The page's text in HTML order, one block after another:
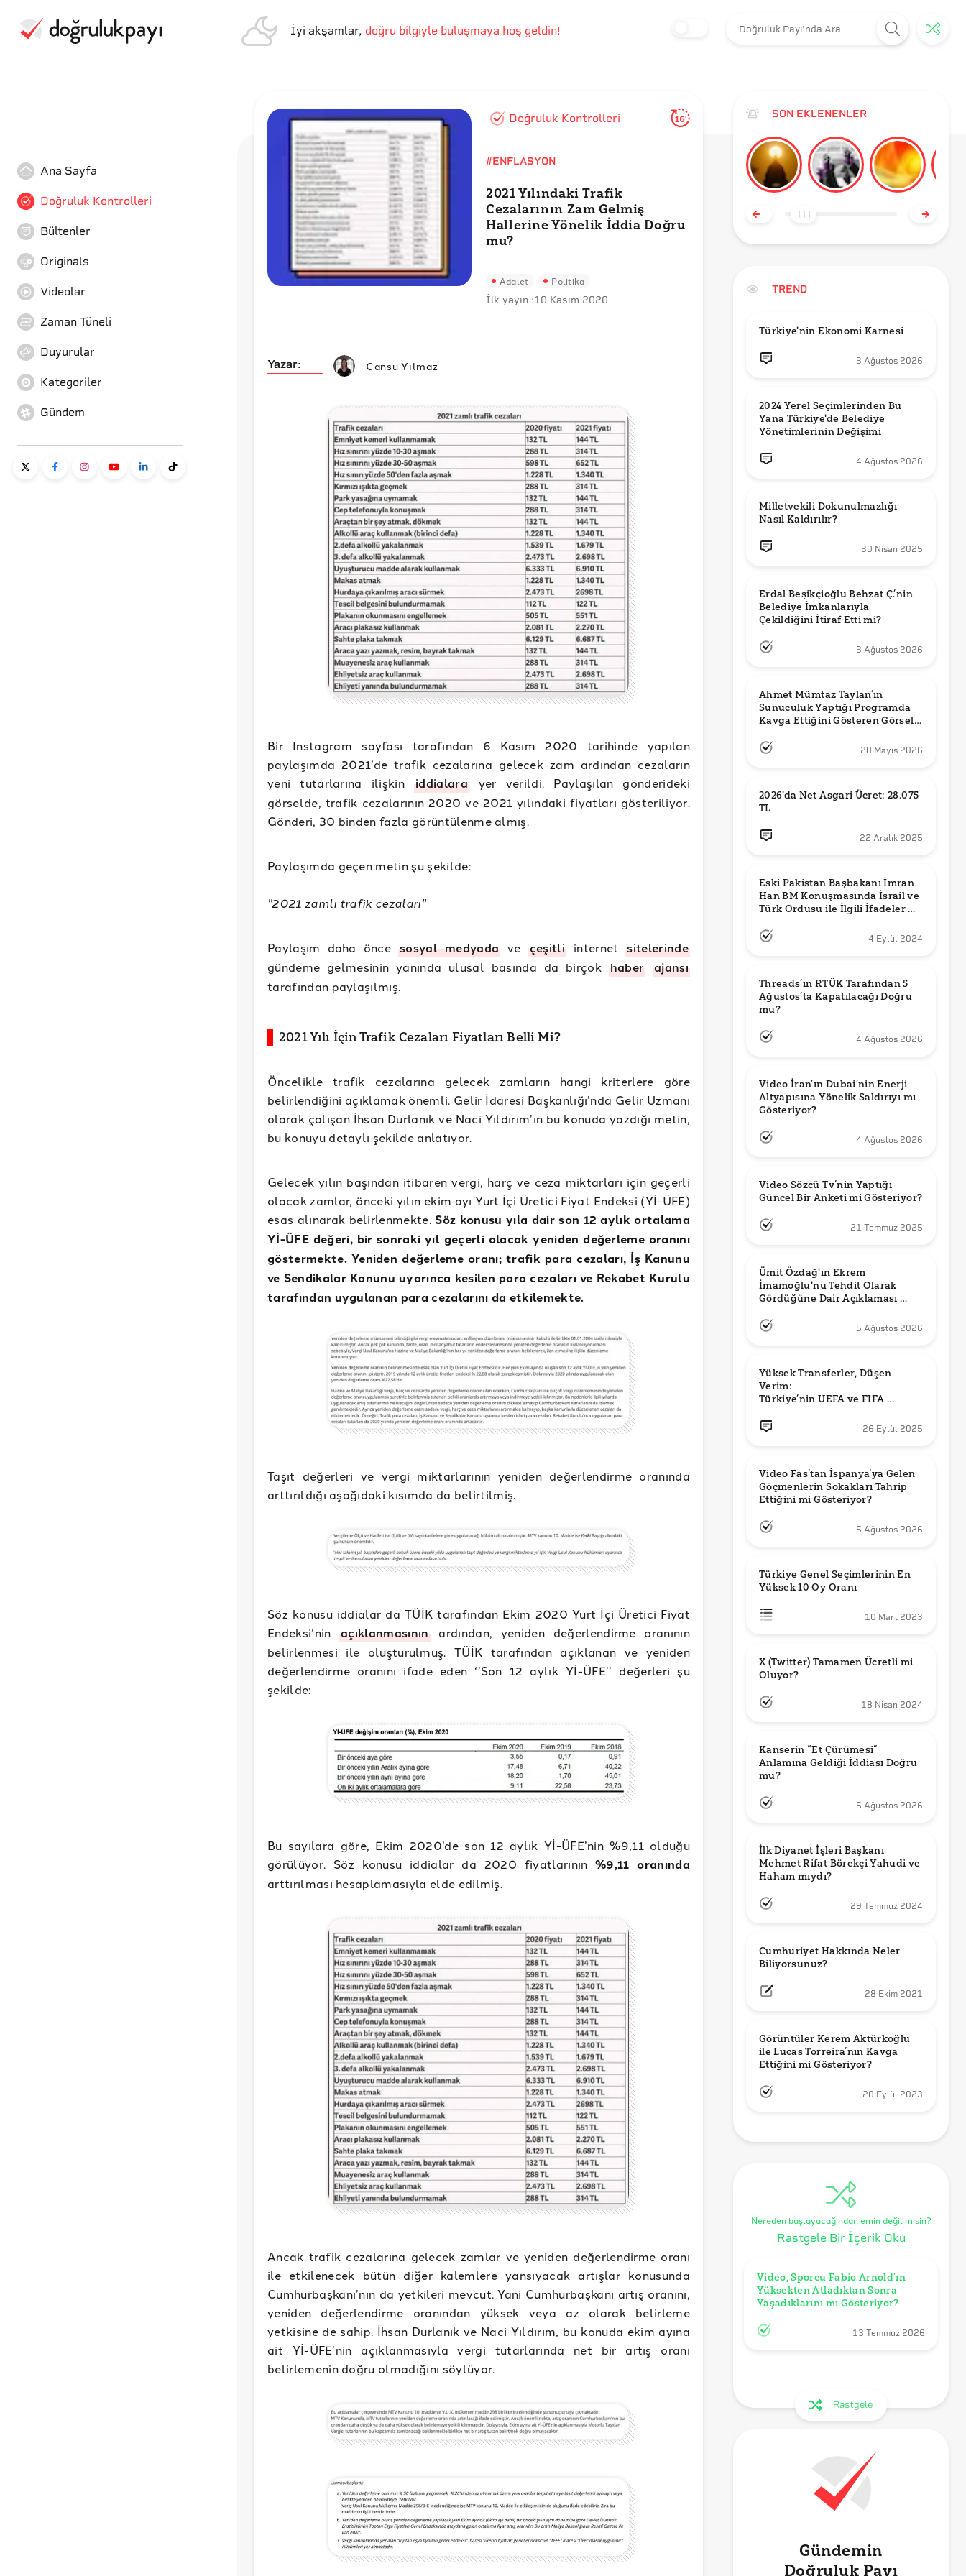
İyi akşamlar, doğru bilgiyle buluşmaya hoş geldin!
Ana Sayfa
Doğruluk Kontrolleri
Bültenler
Originals
Videolar
Zaman Tüneli
Duyurular
Kategoriler
Gündem
Doğruluk Kontrolleri 16'
#ENFLASYON
2021 Yılındaki Trafik
Cezalarının Zam Gelmiş
Hallerine Yönelik İddia Doğru
mu?
Adalet Politika
İlk yayın :10 Kasım 2020
Yazar: Cansu Yılmaz
Bir Instagram sayfası tarafından 6 Kasım 2020 tarihinde yapılan
paylaşımda 2021’de trafik cezalarına gelecek zam ardından cezaların
yeni tutarlarına ilişkin iddialarayer verildi. Paylaşılan gönderideki
görselde, trafik cezalarının 2020 ve 2021 yılındaki fiyatları gösteriliyor.
Gönderi, 30 binden fazla görüntülenme almış.
Paylaşımda geçen metin şu şekilde:
"2021 zamlı trafik cezaları"
Paylaşım daha öncesosyal medyada ve çeşitliinternetsitelerinde
gündeme gelmesinin yanında ulusal basında da birçok haber ajansı
tarafından paylaşılmış.
2021 Yılı İçin Trafik Cezaları Fiyatları Belli Mi?
Öncelikle trafik cezalarına gelecek zamların hangi kriterlere göre
belirlendiğini açıklamak önemli. Gelir İdaresi Başkanlığı’nda Gelir Uzmanı
olarak çalışan İhsan Durlanık ve Naci Yıldırım’ın bu konuda yazdığı metin,
bu konuyu detaylı şekilde anlatıyor.
Gelecek yılın başından itibaren vergi, harç ve ceza miktarları için geçerli
olacak zamlar, önceki yılın ekim ayı Yurt İçi Üretici Fiyat Endeksi (Yİ-ÜFE)
esas alınarak belirlenmekte. Söz konusu yıla dair son 12 aylık ortalama
Yİ-ÜFE değeri, bir sonraki yıl geçerli olacak yeniden değerleme oranını
göstermekte. Yeniden değerleme oranı; trafik para cezaları, İş Kanunu
ve Sendikalar Kanunu uyarınca kesilen para cezaları ve Rekabet Kurulu
tarafından uygulanan para cezalarını da etkilemekte.
Taşıt değerleri ve vergi miktarlarının yeniden değerlendirme oranında
arttırıldığı aşağıdaki kısımda da belirtilmiş.
Söz konusu iddialar da TÜİK tarafından Ekim 2020 Yurt İçi Üretici Fiyat
Endeksi’ninaçıklanmasınınardından, yeniden değerlendirme oranının
belirlenmesi ile oluşturulmuş. TÜİK tarafından açıklanan ve yeniden
değerlendirme oranını ifade eden ‘’Son 12 aylık Yİ-ÜFE’’ değerleri şu
şekilde:
Bu sayılara göre, Ekim 2020’de son 12 aylık Yİ-ÜFE’nin %9,11 olduğu
görülüyor. Söz konusu iddialar da 2020 fiyatlarının%9,11 oranında
arttırılması hesaplamasıyla elde edilmiş.
Ancak trafik cezalarına gelecek zamlar ve yeniden değerlendirme oranı
ile etkilenecek bütün diğer kalemlere yansıyacak artışlar konusunda
Cumhurbaşkanı’nın da yetkileri mevcut. Yani Cumhurbaşkanı artış oranını,
yeniden değerlendirme oranından yüksek veya az olarak belirleme
yetkisine de sahip. İhsan Durlanık ve Naci Yıldırım, bu konuda ekim ayına
ait Yİ-ÜFE’nin açıklanmasıyla vergi tutarlarında net bir artış oranı
belirlemenin doğru olmadığını söylüyor.
SON EKLENENLER
TREND
Türkiye'nin Ekonomi Karnesi
3 Ağustos 2026
2024 Yerel Seçimlerinden Bu
Yana Türkiye'de Belediye
Yönetimlerinin Değişimi
4 Ağustos 2026
Milletvekili Dokunulmazlığı
Nasıl Kaldırılır?
30 Nisan 2025
Erdal Beşikçioğlu Behzat Ç.’nin
Belediye İmkanlarıyla
3 Ağustos 2026
Ahmet Mümtaz Taylan’ın
Sunuculuk Yaptığı Programda
Kavga Ettiğini Gösteren Görsel
20 Mayıs 2026
2026'da Net Asgari Ücret: 28.075
TL
22 Aralık 2025
Eski Pakistan Başbakanı İmran
Han BM Konuşmasında İsrail ve
Türk Ordusu ile İlgili İfadeler mi
4 Eylül 2024
Threads’ın RTÜK Tarafından 5
Ağustos’ta Kapatılacağı Doğru
mu?
4 Ağustos 2026
Video İran’ın Dubai’nin Enerji
Altyapısına Yönelik Saldırıyı mı
Gösteriyor?
4 Ağustos 2026
Video Sözcü Tv’nin Yaptığı
Güncel Bir Anketi mi Gösteriyor?
21 Temmuz 2025
Ümit Özdağ'ın Ekrem
İmamoğlu'nu Tehdit Olarak
Gördüğüne Dair Açıklaması
5 Ağustos 2026
Yüksek Transferler, Düşen
Verim:
Türkiye’nin UEFA ve FIFA
26 Eylül 2025
Video Fas’tan İspanya’ya Gelen
Göçmenlerin Sokakları Tahrip
Ettiğini mi Gösteriyor?
5 Ağustos 2026
Türkiye Genel Seçimlerinin En
Yüksek 10 Oy Oranı
10 Mart 2023
X (Twitter) Tamamen Ücretli mi
Oluyor?
18 Nisan 2024
Kanserin “Et Çürümesi”
Anlamına Geldiği İddiası Doğru
mu?
5 Ağustos 2026
İlk Diyanet İşleri Başkanı
Mehmet Rifat Börekçi Yahudi ve
Haham mıydı?
29 Temmuz 2024
Cumhuriyet Hakkında Neler
Biliyorsunuz?
28 Ekim 2021
Görüntüler Kerem Aktürkoğlu
ile Lucas Torreira’nın Kavga
Ettiğini mi Gösteriyor?
20 Eylül 2023
Nereden başlayacağından emin değil misin?
Rastgele Bir İçerik Oku
Video, Sporcu Fabio Arnold’ın
Yüksekten Atladıktan Sonra
Yaşadıklarını mı Gösteriyor?
13 Temmuz 2026
Rastgele
Gündemin
Doğruluk Payı